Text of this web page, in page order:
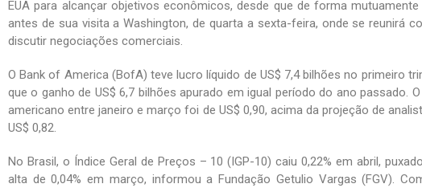
EUA para alcançar objetivos econômicos, desde que de forma
antes de sua visita a Washington, de quarta a sexta-feira, onde se reunirá
discutir negociações comerciais.
O Bank of America (BofA) teve lucro líquido de US$ 7,4 bilhões no primeiro
que o ganho de US$ 6,7 bilhões apurado em igual período do ano passado.
americano entre janeiro e março foi de US$ 0,90, acima da projeção de
US$ 0,82.
No Brasil, o Índice Geral de Preços – 10 (IGP-10) caiu 0,22% em abril,
alta de 0,04% em março, informou a Fundação Getulio Vargas (FGV).